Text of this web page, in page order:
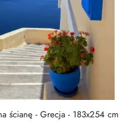
ścianę - Grecja - 183x254 cm